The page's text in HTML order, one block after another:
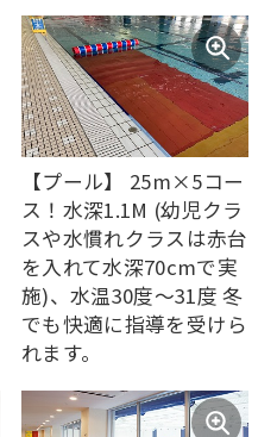
【プール】 25m×5コー
ス！水深1.1M (幼児クラ
スや水慣れクラスは赤台
を入れて水深70cmで実
施)、水温30度～31度 冬
でも快適に指導を受けら
れます。
Central
Sports
official
website
automatically
translated
into
English.
the